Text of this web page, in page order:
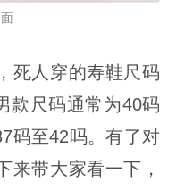
死人穿的寿鞋尺码
款尺码通常为40码
码至42吗。有了对
来带大家看一下，